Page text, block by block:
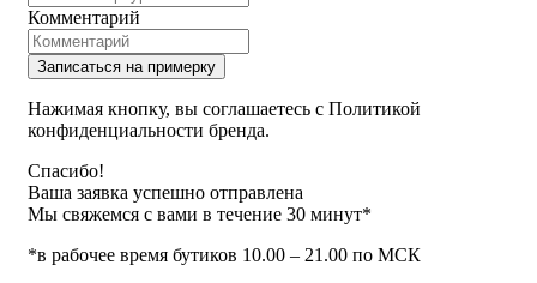
Комментарий
Записаться на примерку
Нажимая кнопку, вы соглашаетесь с Политикой
конфиденциальности бренда.
Спасибо!
Ваша заявка успешно отправлена
Мы свяжемся с вами в течение 30 минут*
*в рабочее время бутиков 10.00 – 21.00 по МСК